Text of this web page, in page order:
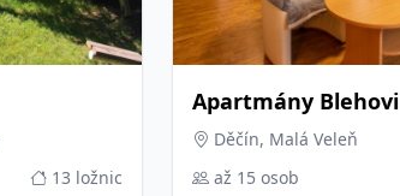
13 ložnic
Apartmány Blehovi
Děčín, Malá Veleň
až 15 osob